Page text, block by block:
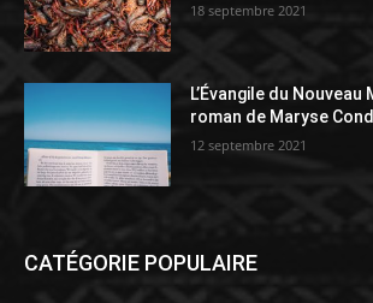
18 septembre 2021
L’Évangile du
roman de Maryse
12 septembre 2021
CATÉGORIE POPULAIRE